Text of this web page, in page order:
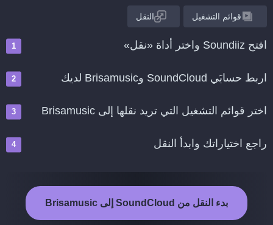
قوائم التشغيل النقل
افتح Soundiiz واختر أداة «نقل»
اربط حسابَي SoundCloud وBrisamusic لديك
اختر قوائم التشغيل التي تريد نقلها إلى Brisamusic
راجع اختياراتك وابدأ النقل
بدء النقل من SoundCloud إلى Brisamusic